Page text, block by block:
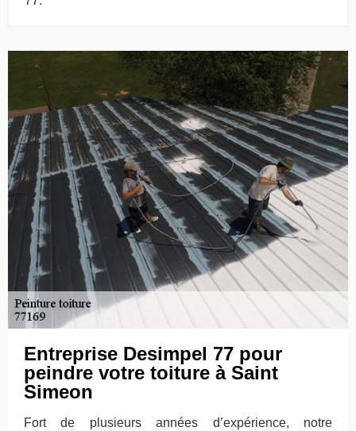
Entreprise Desimpel 77 pour
peindre votre toiture à Saint
Simeon
Fort de plusieurs années d’expérience, notre